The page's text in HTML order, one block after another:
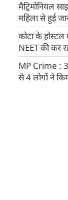
मैट्रिमोनियल
महिला से हुई
बलात्कार
कोटा के होस्‍टल
NEET की कर
MP Crime :
से 4 लोगों ने